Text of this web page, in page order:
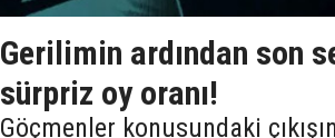
Gerilimin ardından son
sürpriz oy oranı!
Göçmenler konusundaki